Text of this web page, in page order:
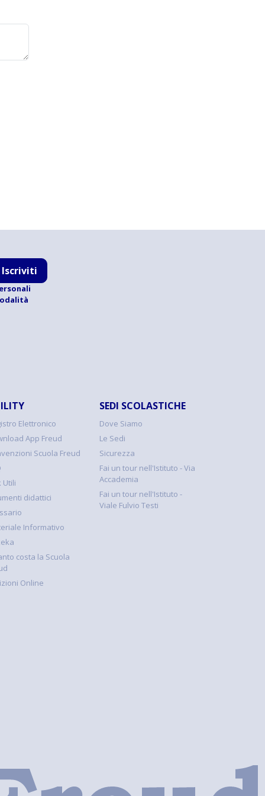
Iscriviti
Elettronico
App Freud
Scuola Freud
Utili
didattici
Informativo
costa la Scuola
Online
SEDI SCOLASTICHE
Dove Siamo
Le Sedi
Sicurezza
Fai un tour nell'Istituto - Via
Accademia
Fai un tour nell'Istituto -
Viale Fulvio Testi